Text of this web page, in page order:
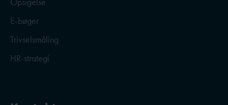
E-bøger
Trivselsmåling
HR-strategi